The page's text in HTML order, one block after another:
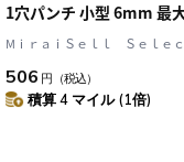
1穴パンチ 小型 6mm 最
応 ブルー nusign[ニュー
MⅰｒａｉＳｅｌｌ Ｓｅｌｅ
506 円 （税込）
積算 4 マイル (1倍)